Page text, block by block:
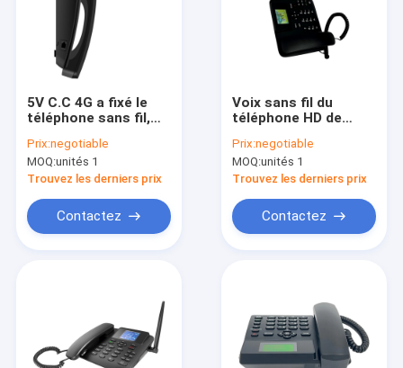
5V C.C 4G a fixé le
téléphone sans fil,
terrestre 4G avec le
point névralgique
Bluetooth de WIFI
Prix:negotiable
MOQ:unités 1
Trouvez les derniers prix
Contactez
Voix sans fil du
téléphone HD de
Bluetooth 4,0 4G
Volte
Prix:negotiable
MOQ:unités 1
Trouvez les derniers prix
Contactez